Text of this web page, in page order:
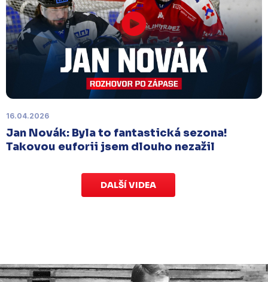
Náhradní termín 15. kola
Úterý 18. listopadu | Utkání 15. kola proti Ústí nad
Labem, které se mělo původně odehrát 15.
listopadu, bylo z důvodu marodky Slovanu
. Kluby se domluvily na náhradním
termínu, Bruslaři se s Ústím nad Labem utkají doma
v Kotlině ve středu 26. listopadu od 18:00.
16.04.2026
Jan Novák: Byla to fantastická sezona!
Takovou euforii jsem dlouho nezažil
DALŠÍ VIDEA